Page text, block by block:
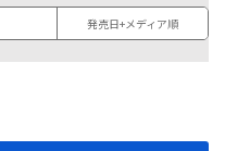
発売日+メディア順